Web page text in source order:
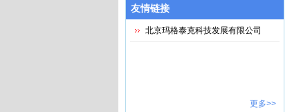
友情链接
北京玛格泰克科技发展有限公司
更多>>